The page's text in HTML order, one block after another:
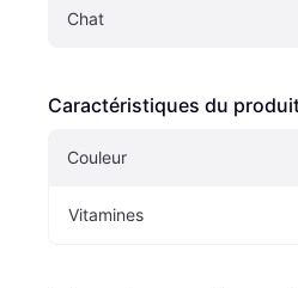
Chat
Caractéristiques du
Couleur
Vitamines